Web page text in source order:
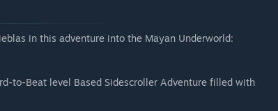
in this adventure into the Mayan Underworld:
to-Beat level Based Sidescroller Adventure filled with